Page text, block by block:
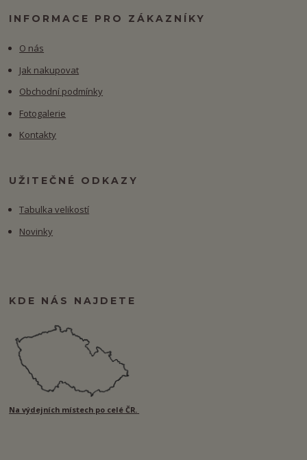
INFORMACE PRO ZÁKAZNÍKY
O nás
Jak nakupovat
Obchodní podmínky
Fotogalerie
Kontakty
UŽITEČNÉ ODKAZY
Tabulka velikostí
Novinky
KDE NÁS NAJDETE
Na výdejních místech po celé ČR.